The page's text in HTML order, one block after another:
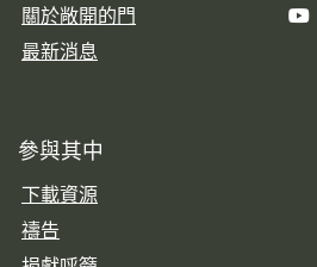
關於敞開的門
最新消息
參與其中
下載資源
禱告